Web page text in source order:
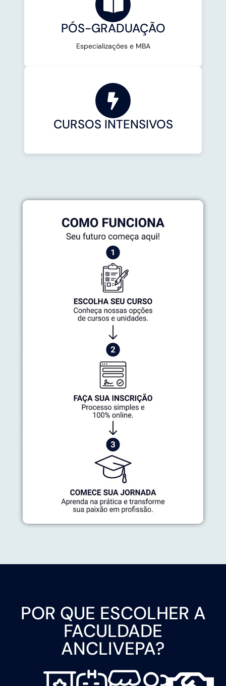
PÓS-GRADUAÇÃO
Especializações e MBA
CURSOS INTENSIVOS
POR QUE ESCOLHER A
FACULDADE
ANCLIVEPA?